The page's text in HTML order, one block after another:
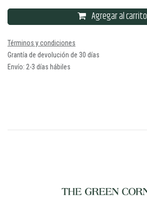
Agregar al carrito
Términos y condiciones
Grantía de devolución de 30 días
Envío: 2-3 días hábiles